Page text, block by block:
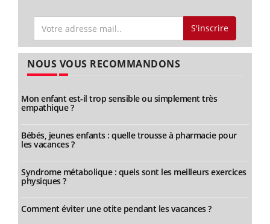
S'inscrire
NOUS VOUS RECOMMANDONS
Mon enfant est-il trop sensible ou simplement très
empathique ?
Bébés, jeunes enfants : quelle trousse à pharmacie pour
les vacances ?
Syndrome métabolique : quels sont les meilleurs exercices
physiques ?
Comment éviter une otite pendant les vacances ?